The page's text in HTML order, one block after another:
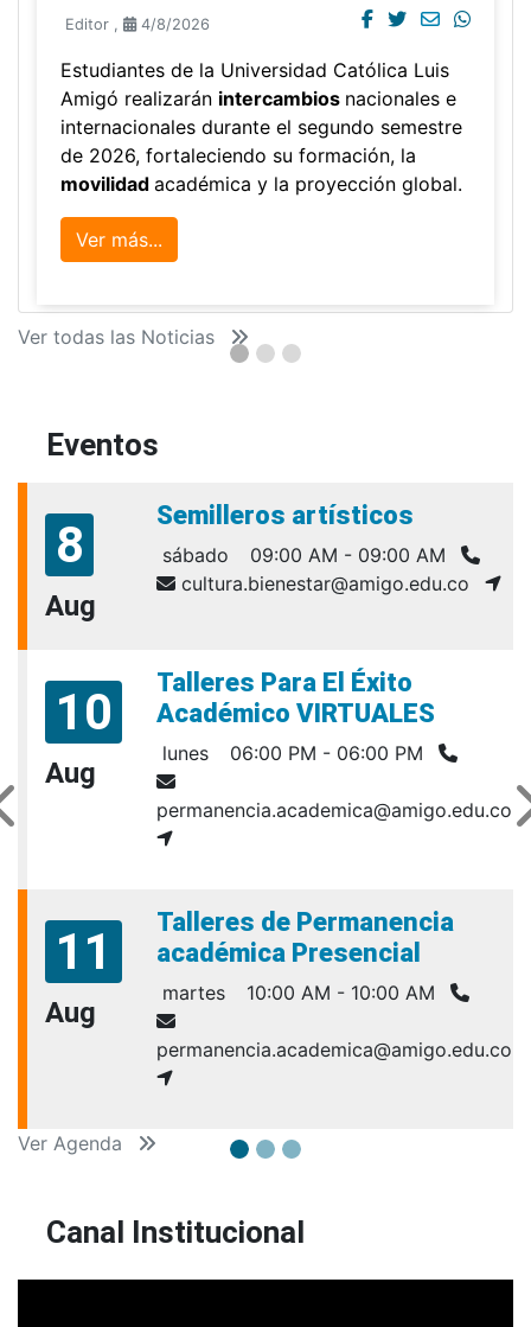
Editor , 4/8/2026
Estudiantes de la Universidad Católica Luis
Amigó realizarán intercambios nacionales e
internacionales durante el segundo semestre
de 2026, fortaleciendo su formación, la
movilidad académica y la proyección global.
Ver más...
Ver todas las Noticias
Eventos
8
Aug
Semilleros artísticos
sábado
09:00 AM - 09:00 AM
cultura.bienestar@amigo.edu.co
10
Aug
Talleres Para El Éxito
Académico VIRTUALES
lunes 06:00 PM - 06:00 PM
permanencia.academica@amigo.edu.co
11
Aug
Talleres de Permanencia
académica Presencial
martes 10:00 AM - 10:00 AM
permanencia.academica@amigo.edu.co
Ver Agenda
Canal Institucional